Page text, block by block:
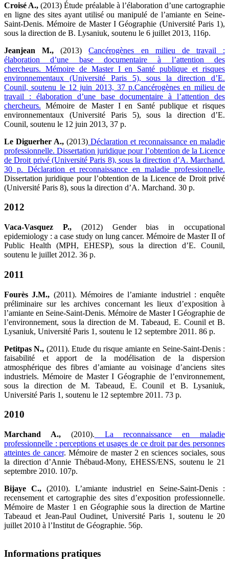
Croisé A.,(2013) Étude préalable à l’élaboration d’une cartographie
en ligne des sites ayant utilisé ou manipulé de l’amiante en Seine-
Saint-Denis. Mémoire de Master I Géographie (Université Paris 1),
sous la direction de B. Lysaniuk, soutenu le 6 juillet 2013, 116p.
Jeanjean M.,(2013)Cancérogènes en milieu de travail :
élaboration d’une base documentaire à l’attention des
chercheurs. Mémoire de Master I en Santé publique et risques
environnementaux (Université Paris 5), sous la direction d’E.
Counil, soutenu le 12 juin 2013, 37 p.Cancérogènes en milieu de
travail : élaboration d’une base documentaire à l’attention des
chercheurs. Mémoire de Master I en Santé publique et risques
environnementaux (Université Paris 5), sous la direction d’E.
Counil, soutenu le 12 juin 2013, 37 p.
Le Diguerher A., (2013) Déclaration et reconnaissance en maladie
professionnelle. Dissertation juridique pour l’obtention de la Licence
de Droit privé (Université Paris 8), sous la direction d’A. Marchand.
30 p. Déclaration et reconnaissance en maladie professionnelle.
Dissertation juridique pour l’obtention de la Licence de Droit privé
(Université Paris 8), sous la direction d’A. Marchand. 30 p.
2012
Vaca-Vasquez P., (2012) Gender bias in occupational
epidemiology : a case study on lung cancer. Mémoire de Master II of
Public Health (MPH, EHESP), sous la direction d’E. Counil,
soutenu le juillet 2012. 36 p.
2011
Fourès J.M., (2011). Mémoires de l’amiante industriel : enquête
préliminaire sur les archives concernant les lieux d’exposition à
l’amiante en Seine-Saint-Denis. Mémoire de Master I Géographie de
l’environnement, sous la direction de M. Tabeaud, E. Counil et B.
Lysaniuk, Université Paris 1, soutenu le 12 septembre 2011. 86 p.
Petitpas N., (2011). Etude du risque amiante en Seine-Saint-Denis :
faisabilité et apport de la modélisation de la dispersion
atmosphérique des fibres d’amiante au voisinage d’anciens sites
industriels. Mémoire de Master I Géographie de l’environnement,
sous la direction de M. Tabeaud, E. Counil et B. Lysaniuk,
Université Paris 1, soutenu le 12 septembre 2011. 73 p.
2010
Marchand A., (2010). La reconnaissance en maladie
professionnelle : perceptions et usages de ce droit par des personnes
atteintes de cancer. Mémoire de master 2 en sciences sociales, sous
la direction d’Annie Thébaud-Mony, EHESS/ENS, soutenu le 21
septembre 2010. 107p.
Bijaye C., (2010). L’amiante industriel en Seine-Saint-Denis :
recensement et cartographie des sites d’exposition professionnelle.
Mémoire de Master 1 en Géographie sous la direction de Martine
Tabeaud et Jean-Paul Oudinet, Université Paris 1, soutenu le 20
juillet 2010 à l’Institut de Géographie. 56p.
Informations pratiques